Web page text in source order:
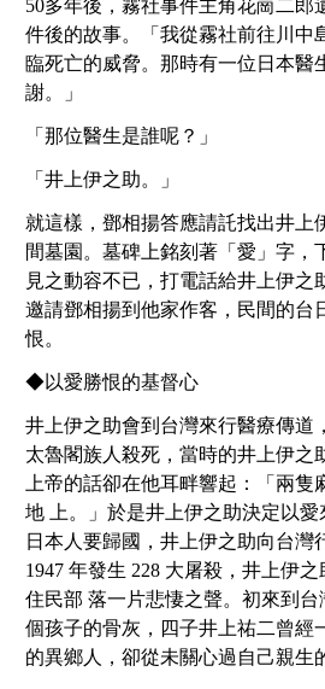
50多年後，霧社事件主角花崗二
件後的故事。「我從霧社前往川中
臨死亡的威脅。那時有一位日本
謝。」
「那位醫生是誰呢？」
「井上伊之助。」
就這樣，鄧相揚答應請託找出井上
間墓園。墓碑上銘刻著「愛」字
見之動容不已，打電話給井上伊
邀請鄧相揚到他家作客，民間的台
恨。
◆以愛勝恨的基督心
井上伊之助會到台灣來行醫療傳道
太魯閣族人殺死，當時的井上伊之
上帝的話卻在他耳畔響起：「兩
地 上。」於是井上伊之助決定以
日本人要歸國，井上伊之助向台
1947 年發生 228 大屠殺，井上伊
住民部 落一片悲悽之聲。初來到
個孩子的骨灰，四子井上祐二曾經
的異鄉人，卻從未關心過自己親